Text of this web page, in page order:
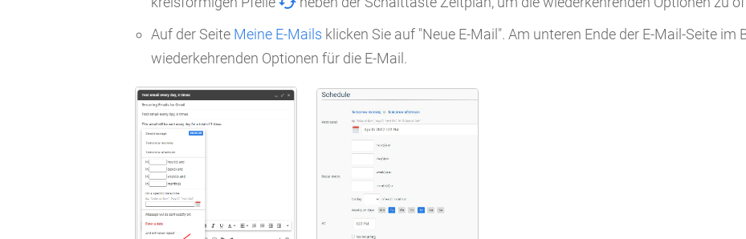
Auf der Seite Meine E-Mails klicken Sie auf "Neue E-Mail". Am unteren Ende der E-Mail-Seite im
wiederkehrenden Optionen für die E-Mail.